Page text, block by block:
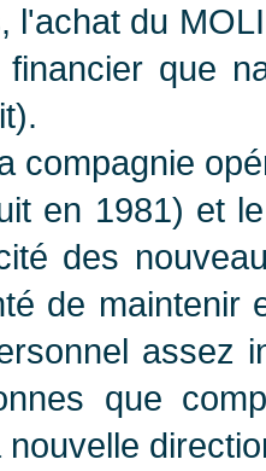
l'achat du
que
compagnie
en 1981) et
des
de
assez
que
nouvelle